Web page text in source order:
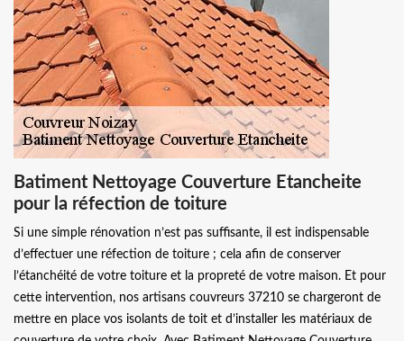
Batiment Nettoyage Couverture Etancheite
pour la réfection de toiture
Si une simple rénovation n’est pas suffisante, il est indispensable
d’effectuer une réfection de toiture ; cela afin de conserver
l’étanchéité de votre toiture et la propreté de votre maison. Et pour
cette intervention, nos artisans couvreurs 37210 se chargeront de
mettre en place vos isolants de toit et d’installer les matériaux de